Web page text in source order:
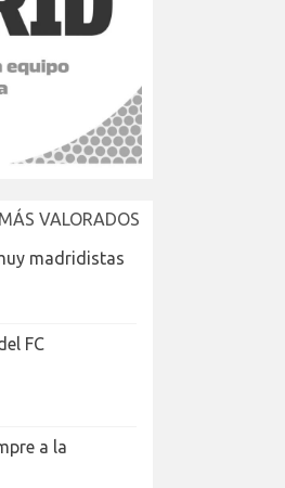
MÁS VALORADOS
madridistas
FC
a la